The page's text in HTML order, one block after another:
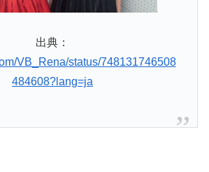
出典：
VB_Rena/status/748131746508
484608?lang=ja